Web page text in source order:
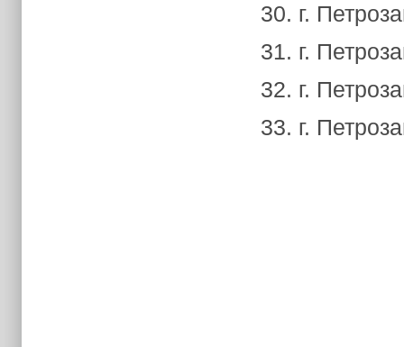
30. г.
31. г.
32. г.
33. г.